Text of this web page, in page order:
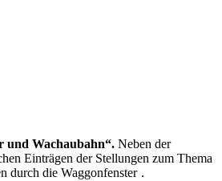
und Wachaubahn“. Neben der
Einträgen der Stellungen zum Thema
durch die Waggonfenster .